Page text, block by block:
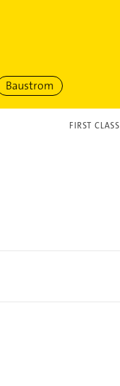
Baustrom
FIRST CLASS